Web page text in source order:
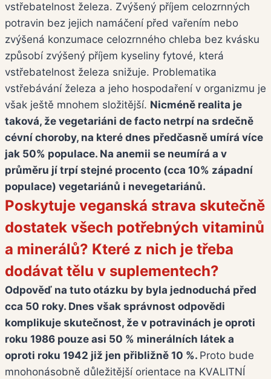
vstřebatelnost železa. Zvýšený příjem celozrnných
potravin bez jejich namáčení před vařením nebo
zvýšená konzumace celozrnného chleba bez kvásku
způsobí zvýšený příjem kyseliny fytové, která
vstřebatelnost železa snižuje. Problematika
vstřebávání železa a jeho hospodaření v organizmu je
však ještě mnohem složitější. Nicméně realita je
taková, že vegetariáni de facto netrpí na srdečně
cévní choroby, na které dnes předčasně umírá více
jak 50% populace. Na anemii se neumírá a v
průměru jí trpí stejné procento (cca 10% západní
populace) vegetariánů i nevegetariánů.
Poskytuje veganská strava skutečně
dostatek všech potřebných vitaminů
a minerálů? Které z nich je třeba
dodávat tělu v suplementech?
Odpověď na tuto otázku by byla jednoduchá před
cca 50 roky. Dnes však správnost odpovědi
komplikuje skutečnost, že v potravinách je oproti
roku 1986 pouze asi 50 % minerálních látek a
oproti roku 1942 již jen přibližně 10 %. Proto bude
mnohonásobně důležitější orientace na KVALITNÍ